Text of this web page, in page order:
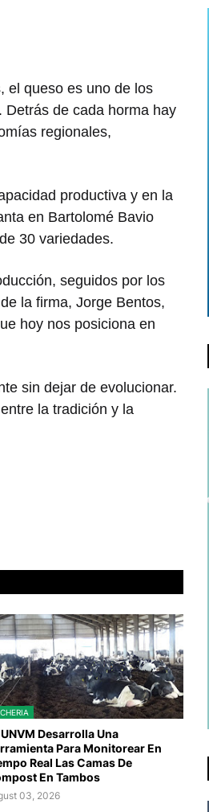
el queso es uno de los
de cada horma hay
regionales,
productiva y en la
en Bartolomé Bavio
30 variedades.
seguidos por los
la firma, Jorge Bentos,
hoy nos posiciona en
sin dejar de evolucionar.
la tradición y la
Desarrolla Una
Para Monitorear En
Real Las Camas De
En Tambos
03, 2026